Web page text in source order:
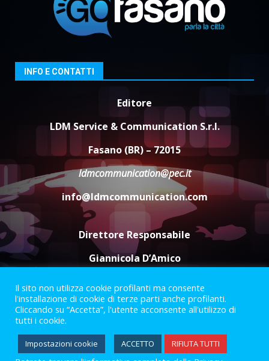
3
Grazia Neglia, coordinatrice
cittadina di Fratelli d’Italia,
comunale
Cura dei beni comuni e
cittadinanza attiva: online
l’avviso per la gestione
condivisa della Villetta di
Laureto
6 Agosto 2026 06:20
La magia del Minareto e la prima
assoluta de “L’Albergo
Belvedere. Il rapimento”
6 Agosto 2026 06:15
INFO E CONTATTI
Editore
LDM Service & Communication S.r.l.
Fasano (BR) – 72015
ldmcommunication@pec.it
info@ldmcommunication.com
Direttore Responsabile
Giannicola D’Amico
Termini e Condizioni
Privacy Policy
Informazioni Legali
Il sito non utilizza cookie profilanti ma consente
l'installazione di cookie di terze parti anche profilanti.
Cliccando su “Accetta”, l'utente acconsente all'utilizzo di
tutti i cookie.
Impostazioni cookie ACCETTO RIFIUTA TUTTI